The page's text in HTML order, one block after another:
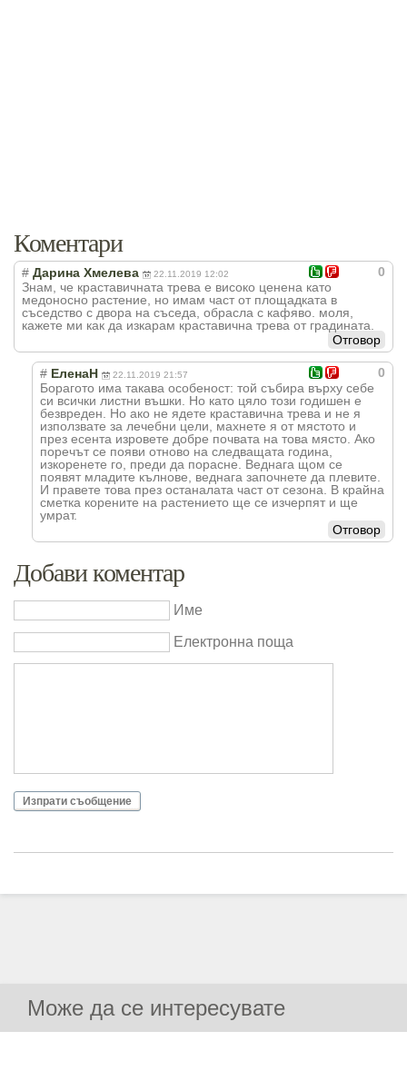
Коментари
0
# Дарина Хмелева 22.11.2019 12:02
Знам, че краставичната трева е високо ценена като
медоносно растение, но имам част от площадката в
съседство с двора на съседа, обрасла с кафяво. моля,
кажете ми как да изкарам краставична трева от градината.
Отговор
0
# ЕленаН 22.11.2019 21:57
Борагото има такава особеност: той събира върху себе
си всички листни въшки. Но като цяло този годишен е
безвреден. Но ако не ядете краставична трева и не я
използвате за лечебни цели, махнете я от мястото и
през есента изровете добре почвата на това място. Ако
поречът се появи отново на следващата година,
изкоренете го, преди да порасне. Веднага щом се
появят младите кълнове, веднага започнете да плевите.
И правете това през останалата част от сезона. В крайна
сметка корените на растението ще се изчерпят и ще
умрат.
Отговор
Добави коментар
Име
Електронна поща
Изпрати съобщение
Може да се интересувате